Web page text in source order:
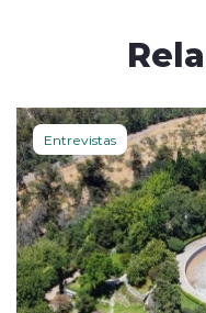
Entrevistas